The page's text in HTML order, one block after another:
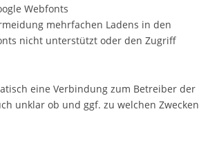
Webfonts
mehrfachen Ladens in den
nicht unterstützt oder den Zugriff
eine Verbindung zum Betreiber der
unklar ob und ggf. zu welchen Zwecken